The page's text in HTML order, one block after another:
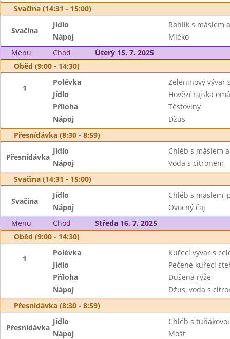
Svačina (14:31 - 15:00)
Svačina
Jídlo
Rohlík s máslem
Nápoj
Mléko
Menu
Chod
Úterý 15. 7. 2025
Oběd (9:00 - 14:30)
1
Polévka
Zeleninový vývar
Jídlo
Hovězí rajská
Příloha
Těstoviny
Nápoj
Džus
Přesnídávka (8:30 - 8:59)
Přesnídávka
Jídlo
Chléb s máslem
Nápoj
Voda s citronem
Svačina (14:31 - 15:00)
Svačina
Jídlo
Chléb s máslem,
Nápoj
Ovocný čaj
Menu
Chod
Středa 16. 7. 2025
Oběd (9:00 - 14:30)
1
Polévka
Kuřecí vývar s
Jídlo
Pečené kuřecí
Příloha
Dušená rýže
Nápoj
Džus, voda s
Přesnídávka (8:30 - 8:59)
Přesnídávka
Jídlo
Chléb s
Nápoj
Mošt